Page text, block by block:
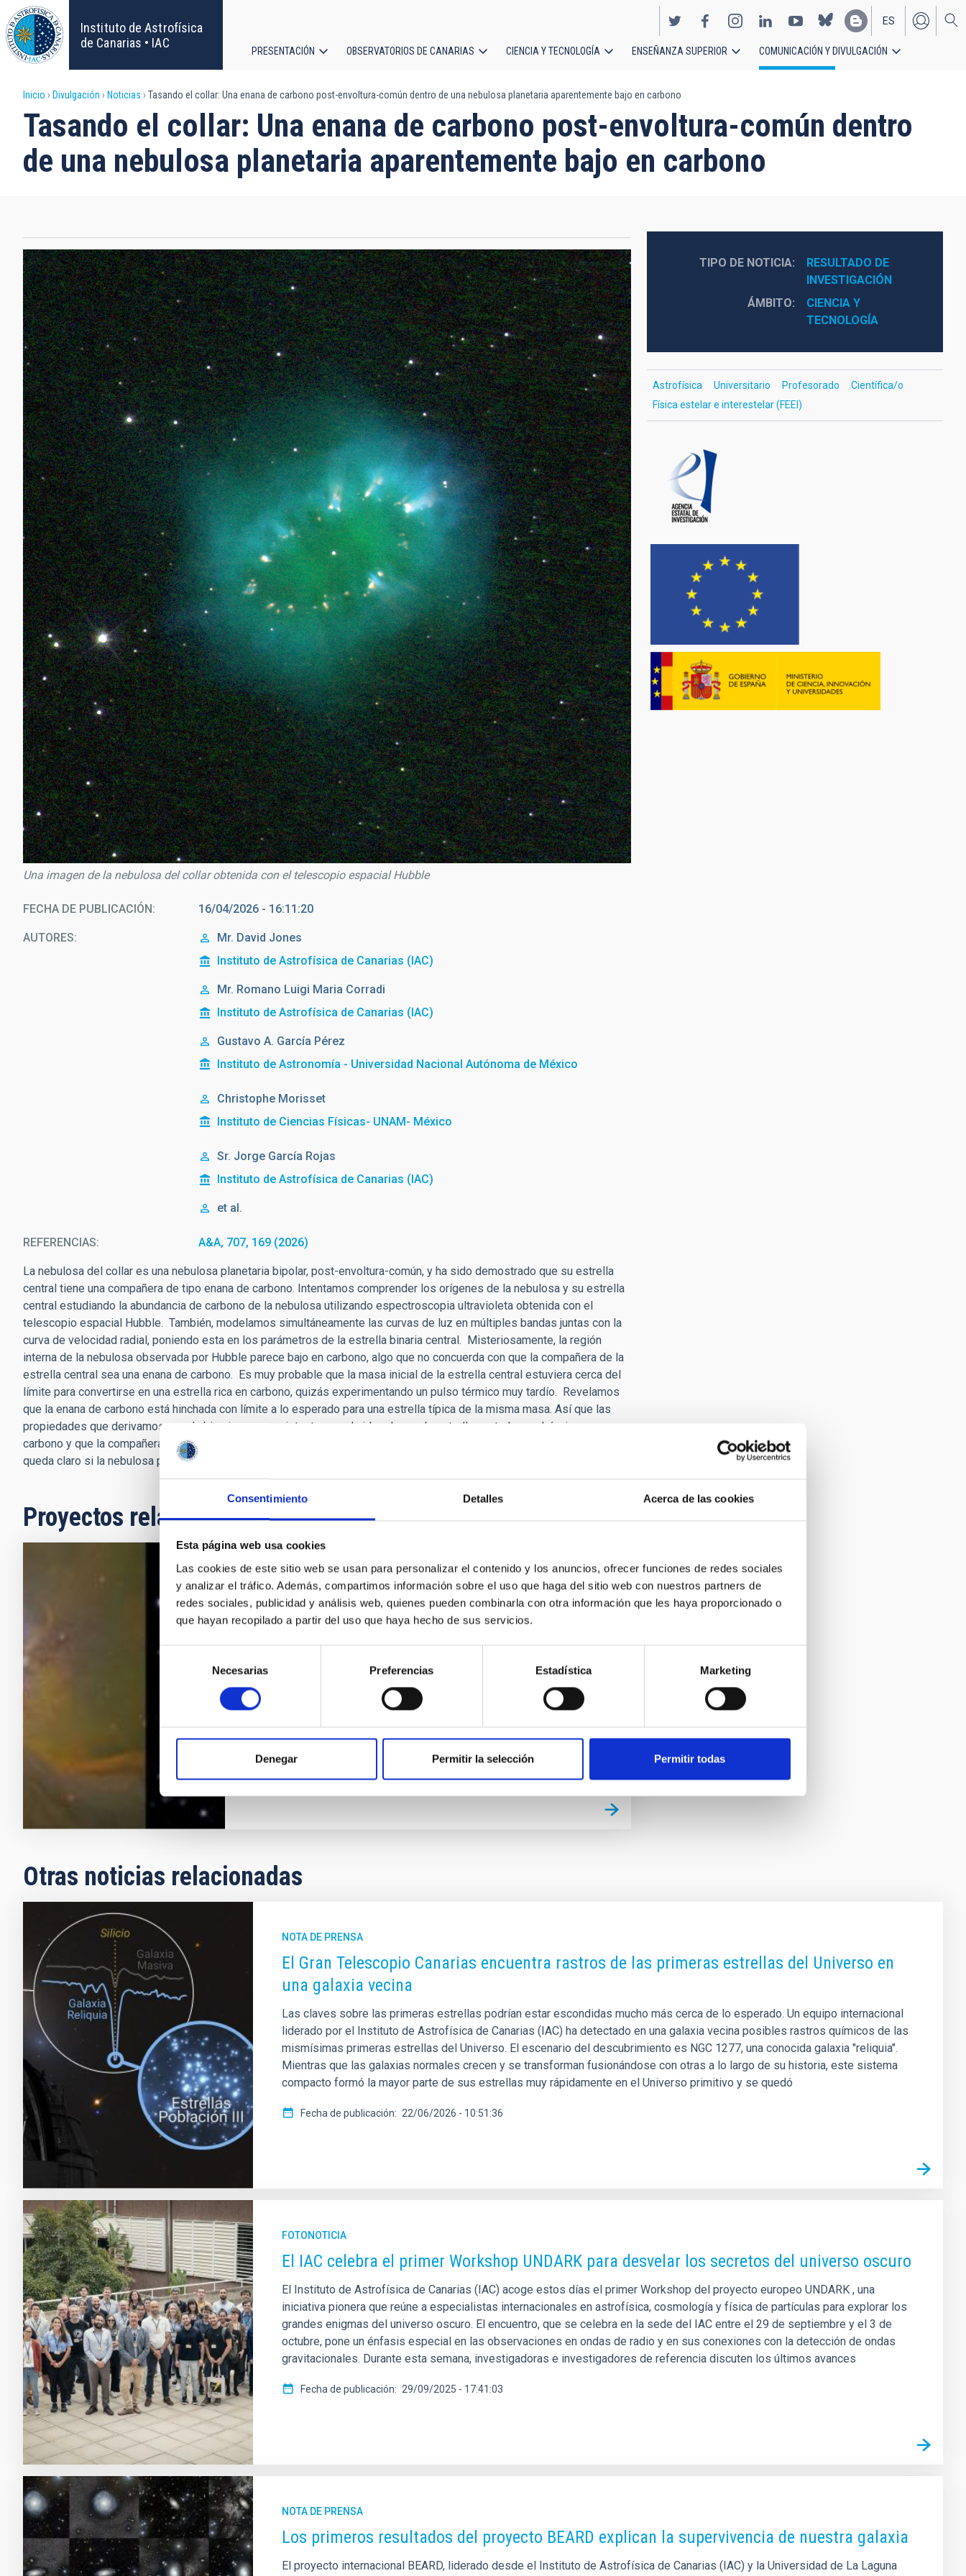
Consentimiento Detalles Acerca de las cookies
Esta página web usa cookies
Las cookies de este sitio web se usan para personalizar el contenido y los anuncios, ofrecer funciones de redes sociales
y analizar el tráfico. Además, compartimos información sobre el uso que haga del sitio web con nuestros partners de
redes sociales, publicidad y análisis web, quienes pueden combinarla con otra información que les haya proporcionado o
que hayan recopilado a partir del uso que haya hecho de sus servicios.
Selección
consentimiento
Necesarias Preferencias Estadística Marketing
Denegar Permitir la selección Permitir todas
Pasar
al
contenido
principal
Instituto de Astrofísica
de Canarias • IAC
EN
ES
principal
PRESENTACIÓN OBSERVATORIOS DE CANARIAS CIENCIA Y TECNOLOGÍA ENSEÑANZA SUPERIOR COMUNICACIÓN Y DIVULGACIÓN
Sobrescribir
enlaces
de
a
la
navegación
Inicio Divulgación Noticias Tasando el collar: Una enana de carbono post-envoltura-común dentro de una nebulosa planetaria aparentemente bajo en carbono
Tasando el collar: Una enana de carbono post-envoltura-común dentro
de una nebulosa planetaria aparentemente bajo en carbono
Una imagen de la nebulosa del collar obtenida con el telescopio espacial Hubble
FECHA DE PUBLICACIÓN 16/04/2026 - 16:11:20
AUTORES Mr. David Jones
Instituto de Astrofísica de Canarias (IAC)
Mr. Romano Luigi Maria Corradi
Instituto de Astrofísica de Canarias (IAC)
Gustavo A. García Pérez
Instituto de Astronomía - Universidad Nacional Autónoma de México
Christophe Morisset
Instituto de Ciencias Físicas- UNAM- México
Sr. Jorge García Rojas
Instituto de Astrofísica de Canarias (IAC)
et al.
REFERENCIAS A&A, 707, 169 (2026)
La nebulosa del collar es una nebulosa planetaria bipolar, post-envoltura-común, y ha sido demostrado que su estrella
central tiene una compañera de tipo enana de carbono. Intentamos comprender los orígenes de la nebulosa y su estrella
central estudiando la abundancia de carbono de la nebulosa utilizando espectroscopia ultravioleta obtenida con el
telescopio espacial Hubble. También, modelamos simultáneamente las curvas de luz en múltiples bandas juntas con la
curva de velocidad radial, poniendo esta en los parámetros de la estrella binaria central. Misteriosamente, la región
interna de la nebulosa observada por Hubble parece bajo en carbono, algo que no concuerda con que la compañera de la
estrella central sea una enana de carbono. Es muy probable que la masa inicial de la estrella central estuviera cerca del
límite para convertirse en una estrella rica en carbono, quizás experimentando un pulso térmico muy tardío. Revelamos
que la enana de carbono está hinchada con límite a lo esperado para una estrella típica de la misma masa. Así que las
propiedades que derivamos para la binaria son consistentes con la idea de que la estrella central se volvía rica en
carbono y que la compañera acretaba una cantidad apreciable de su envoltura enriquecida en carbono. Sin embargo, no
queda claro si la nebulosa puede ser baja en carbono bajo esta hipótesis.
Proyectos relacionados
Física de Nebulosas Ionizadas
Este proyecto mantiene dos líneas principales de investigación
activas: 1) Estudio de la estructura, condiciones físicas y
composición química de las nebulosas ionizadas, tanto galácticas
de sus espectros. El enfoque de estudiar en detalle nebulosas
cercanas a través de espectros
Jorge García Rojas
TIPO DE NOTICIA
RESULTADO DE
INVESTIGACIÓN
ÁMBITO
CIENCIA Y
TECNOLOGÍA
Astrofísica Universitario Profesorado
Científica/o
Física estelar e interestelar (FEEI)
Otras noticias relacionadas
NOTA DE PRENSA
El Gran Telescopio Canarias encuentra rastros de las primeras estrellas del Universo en
una galaxia vecina
Las claves sobre las primeras estrellas podrían estar escondidas mucho más cerca de lo esperado. Un equipo internacional
liderado por el Instituto de Astrofísica de Canarias (IAC) ha detectado en una galaxia vecina posibles rastros químicos de las
mismísimas primeras estrellas del Universo. El escenario del descubrimiento es NGC 1277, una conocida galaxia "reliquia".
Mientras que las galaxias normales crecen y se transforman fusionándose con otras a lo largo de su historia, este sistema
compacto formó la mayor parte de sus estrellas muy rápidamente en el Universo primitivo y se quedó
Fecha de publicación 22/06/2026 - 10:51:36
FOTONOTICIA
El IAC celebra el primer Workshop UNDARK para desvelar los secretos del universo oscuro
El Instituto de Astrofísica de Canarias (IAC) acoge estos días el primer Workshop del proyecto europeo UNDARK , una
iniciativa pionera que reúne a especialistas internacionales en astrofísica, cosmología y física de partículas para explorar los
grandes enigmas del universo oscuro. El encuentro, que se celebra en la sede del IAC entre el 29 de septiembre y el 3 de
octubre, pone un énfasis especial en las observaciones en ondas de radio y en sus conexiones con la detección de ondas
gravitacionales. Durante esta semana, investigadoras e investigadores de referencia discuten los últimos avances
Fecha de publicación 29/09/2025 - 17:41:03
NOTA DE PRENSA
Los primeros resultados del proyecto BEARD explican la supervivencia de nuestra galaxia
El proyecto internacional BEARD, liderado desde el Instituto de Astrofísica de Canarias (IAC) y la Universidad de La Laguna